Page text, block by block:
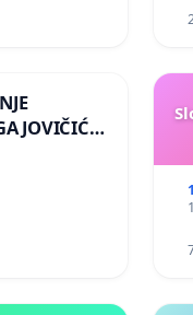
JOVIČIĆ